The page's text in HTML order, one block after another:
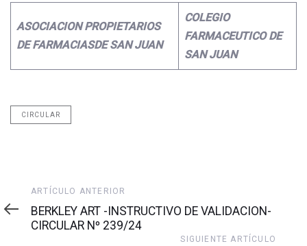
ASOCIACION PROPIETARIOS
DE FARMACIASDE SAN JUAN
COLEGIO
FARMACEUTICODE
SAN JUAN
CIRCULAR
Artículo
anterior
ARTÍCULO ANTERIOR
BERKLEY ART -INSTRUCTIVO DE VALIDACION-
CIRCULAR Nº 239/24
SIGUIENTE ARTÍCULO